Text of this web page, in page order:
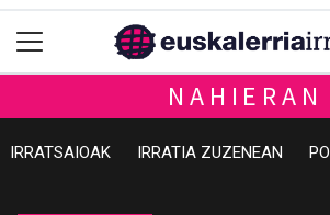
NAHIERAN
IRRATSAIOAK IRRATIA ZUZENEAN